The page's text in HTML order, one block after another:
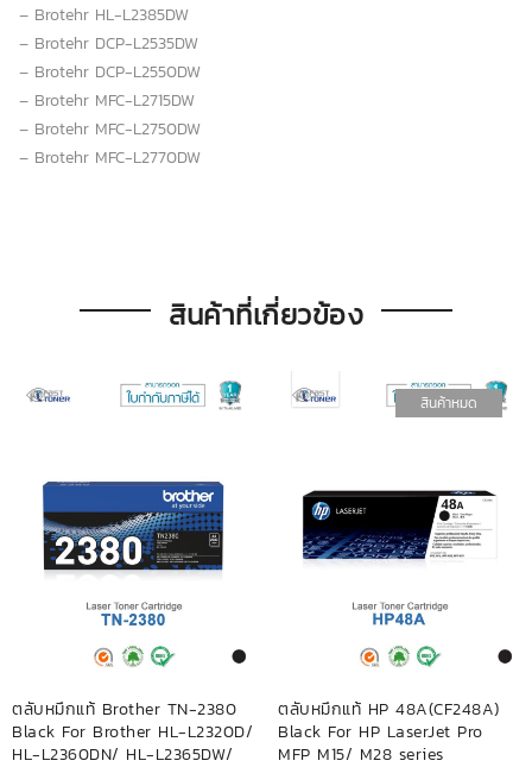
– Brotehr HL-L2385DW
– Brotehr DCP-L2535DW
– Brotehr DCP-L2550DW
– Brotehr MFC-L2715DW
– Brotehr MFC-L2750DW
– Brotehr MFC-L2770DW
สินค้าที่เกี่ยวข้อง
ตลับหมึกแท้ Brother TN-2380
Black For Brother HL-L2320D/
HL-L2360DN/ HL-L2365DW/
สินค้าหมด
ตลับหมึกแท้ HP 48A(CF248A)
Black For HP LaserJet Pro
MFP M15/ M28 series